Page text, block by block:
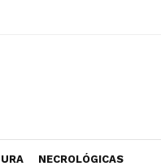
NECROLÓGICAS